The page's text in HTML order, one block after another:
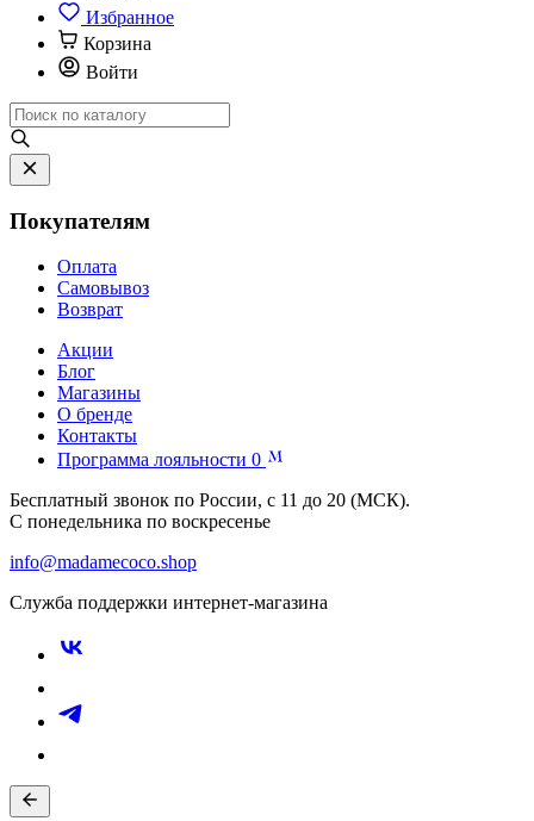
Избранное
Корзина
Войти
Покупателям
Оплата
Самовывоз
Возврат
Акции
Блог
Магазины
О бренде
Контакты
Программа лояльности 0
Бесплатный звонок по России, с 11 до 20 (МСК).
С понедельника по воскресенье
info@madamecoco.shop
Служба поддержки интернет-магазина